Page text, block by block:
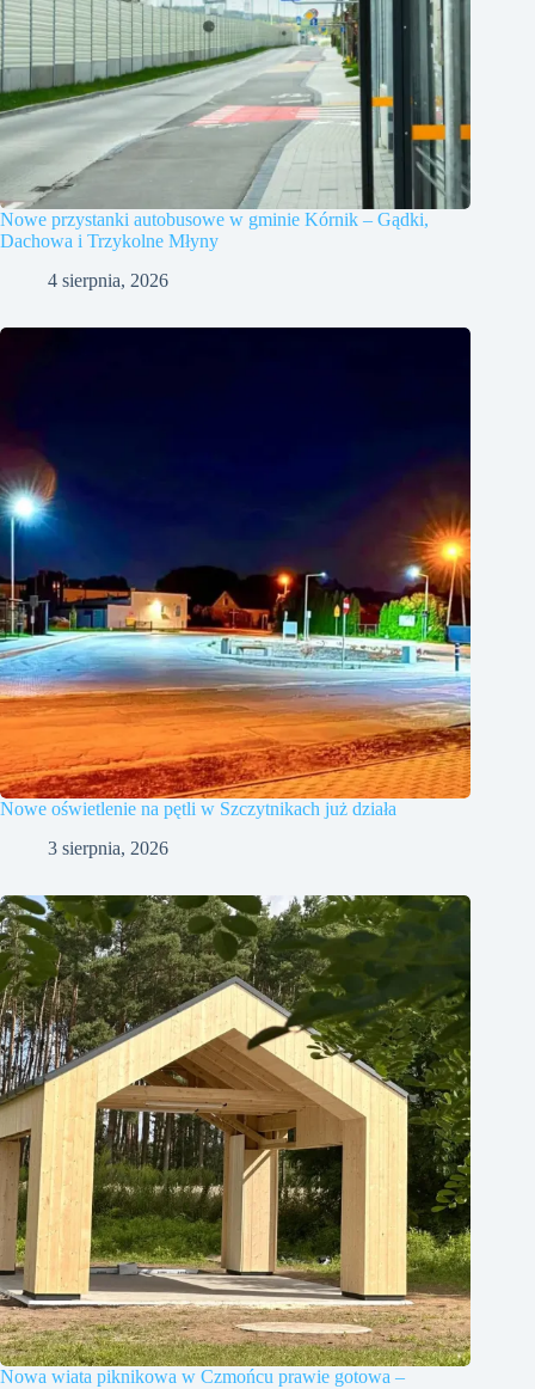
Nowe przystanki autobusowe w gminie Kórnik – Gądki,
Dachowa i Trzykolne Młyny
4 sierpnia, 2026
Nowe oświetlenie na pętli w Szczytnikach już działa
3 sierpnia, 2026
Nowa wiata piknikowa w Czmońcu prawie gotowa –